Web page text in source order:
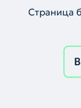
Страница